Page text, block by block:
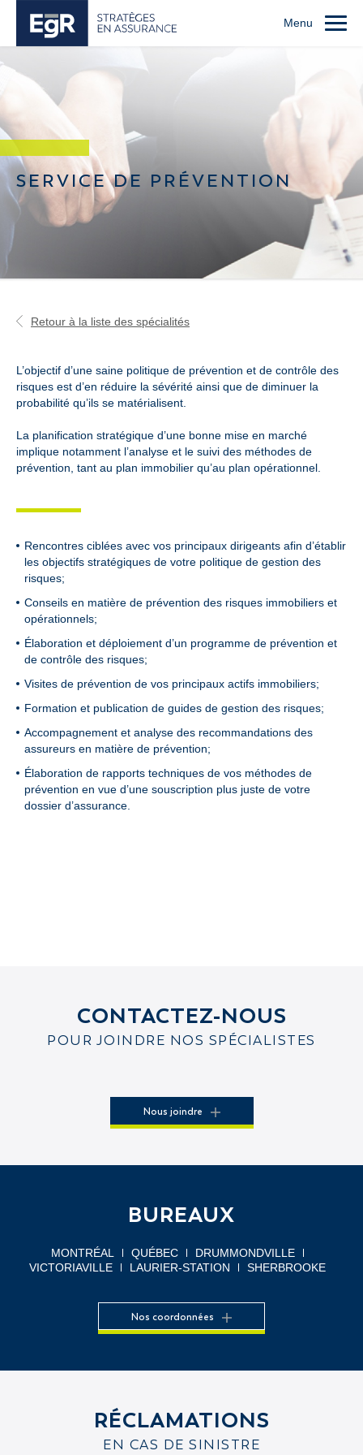
Menu
SERVICE DE PRÉVENTION
Retour à la liste des spécialités
L’objectif d’une saine politique de prévention et de contrôle des
risques est d’en réduire la sévérité ainsi que de diminuer la
probabilité qu’ils se matérialisent.
La planification stratégique d’une bonne mise en marché
implique notamment l’analyse et le suivi des méthodes de
prévention, tant au plan immobilier qu’au plan opérationnel.
Rencontres ciblées avec vos principaux dirigeants afin d’établir
les objectifs stratégiques de votre politique de gestion des
risques;
Conseils en matière de prévention des risques immobiliers et
opérationnels;
Élaboration et déploiement d’un programme de prévention et
de contrôle des risques;
Visites de prévention de vos principaux actifs immobiliers;
Formation et publication de guides de gestion des risques;
Accompagnement et analyse des recommandations des
assureurs en matière de prévention;
Élaboration de rapports techniques de vos méthodes de
prévention en vue d’une souscription plus juste de votre
dossier d’assurance.
CONTACTEZ-NOUS
POUR JOINDRE NOS SPÉCIALISTES
Nous joindre
BUREAUX
MONTRÉAL QUÉBEC
DRUMMONDVILLE
VICTORIAVILLE
LAURIER-STATION SHERBROOKE
Nos coordonnées
RÉCLAMATIONS
EN CAS DE SINISTRE